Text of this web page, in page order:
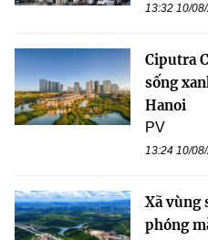
13:32 10/
Ciputra
sống
Hanoi
PV
13:24 10/
Xã vùng
phóng